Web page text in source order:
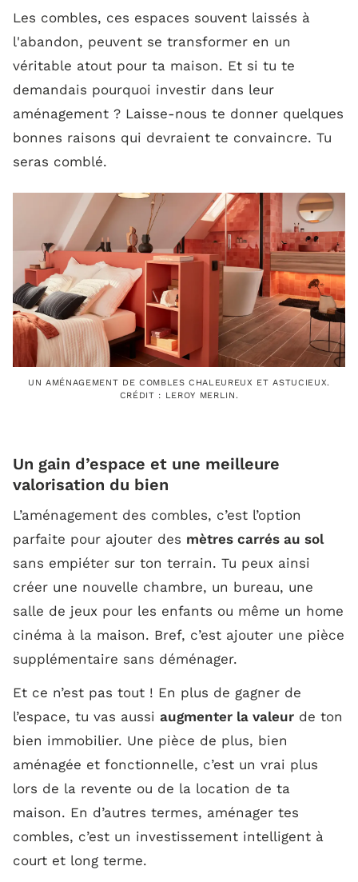
Combien coûte l’aménagement des
combles ?
Quelles autorisations pour aménager des
combles ?
Idées déco et inspirations pour un
aménagement réussi
Les combles, ces espaces souvent laissés à
l'abandon, peuvent se transformer en un
véritable atout pour ta maison. Et si tu te
demandais pourquoi investir dans leur
aménagement ? Laisse-nous te donner quelques
bonnes raisons qui devraient te convaincre. Tu
seras comblé.
UN AMÉNAGEMENT DE COMBLES CHALEUREUX ET ASTUCIEUX.
CRÉDIT : LEROY MERLIN.
Un gain d’espace et une meilleure
valorisation du bien
L’aménagement des combles, c’est l’option
parfaite pour ajouter des mètres carrés au sol
sans empiéter sur ton terrain. Tu peux ainsi
créer une nouvelle chambre, un bureau, une
salle de jeux pour les enfants ou même un home
cinéma à la maison. Bref, c’est ajouter une pièce
supplémentaire sans déménager.
Et ce n’est pas tout ! En plus de gagner de
l’espace, tu vas aussi augmenter la valeur de ton
bien immobilier. Une pièce de plus, bien
aménagée et fonctionnelle, c’est un vrai plus
lors de la revente ou de la location de ta
maison. En d’autres termes, aménager tes
combles, c’est un investissement intelligent à
court et long terme.